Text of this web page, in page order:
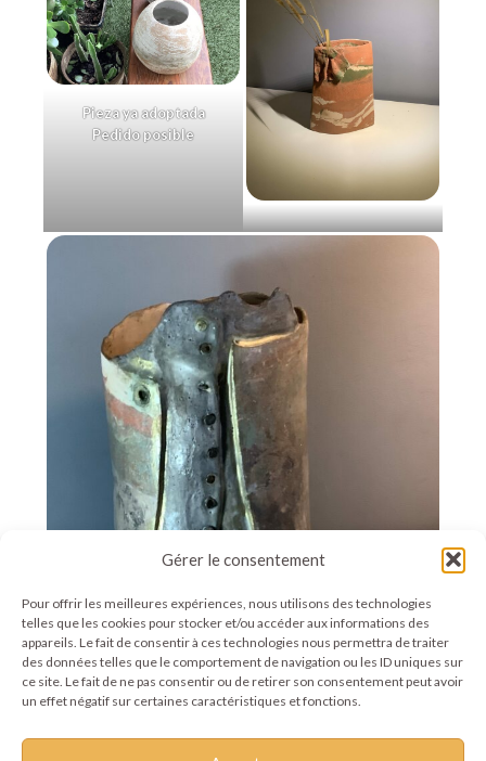
Gérer le consentement
Pour offrir les meilleures expériences, nous utilisons des technologies
telles que les cookies pour stocker et/ou accéder aux informations des
appareils. Le fait de consentir à ces technologies nous permettra de traiter
des données telles que le comportement de navigation ou les ID uniques sur
ce site. Le fait de ne pas consentir ou de retirer son consentement peut avoir
un effet négatif sur certaines caractéristiques et fonctions.
Pieza ya adoptada
Pedido posible